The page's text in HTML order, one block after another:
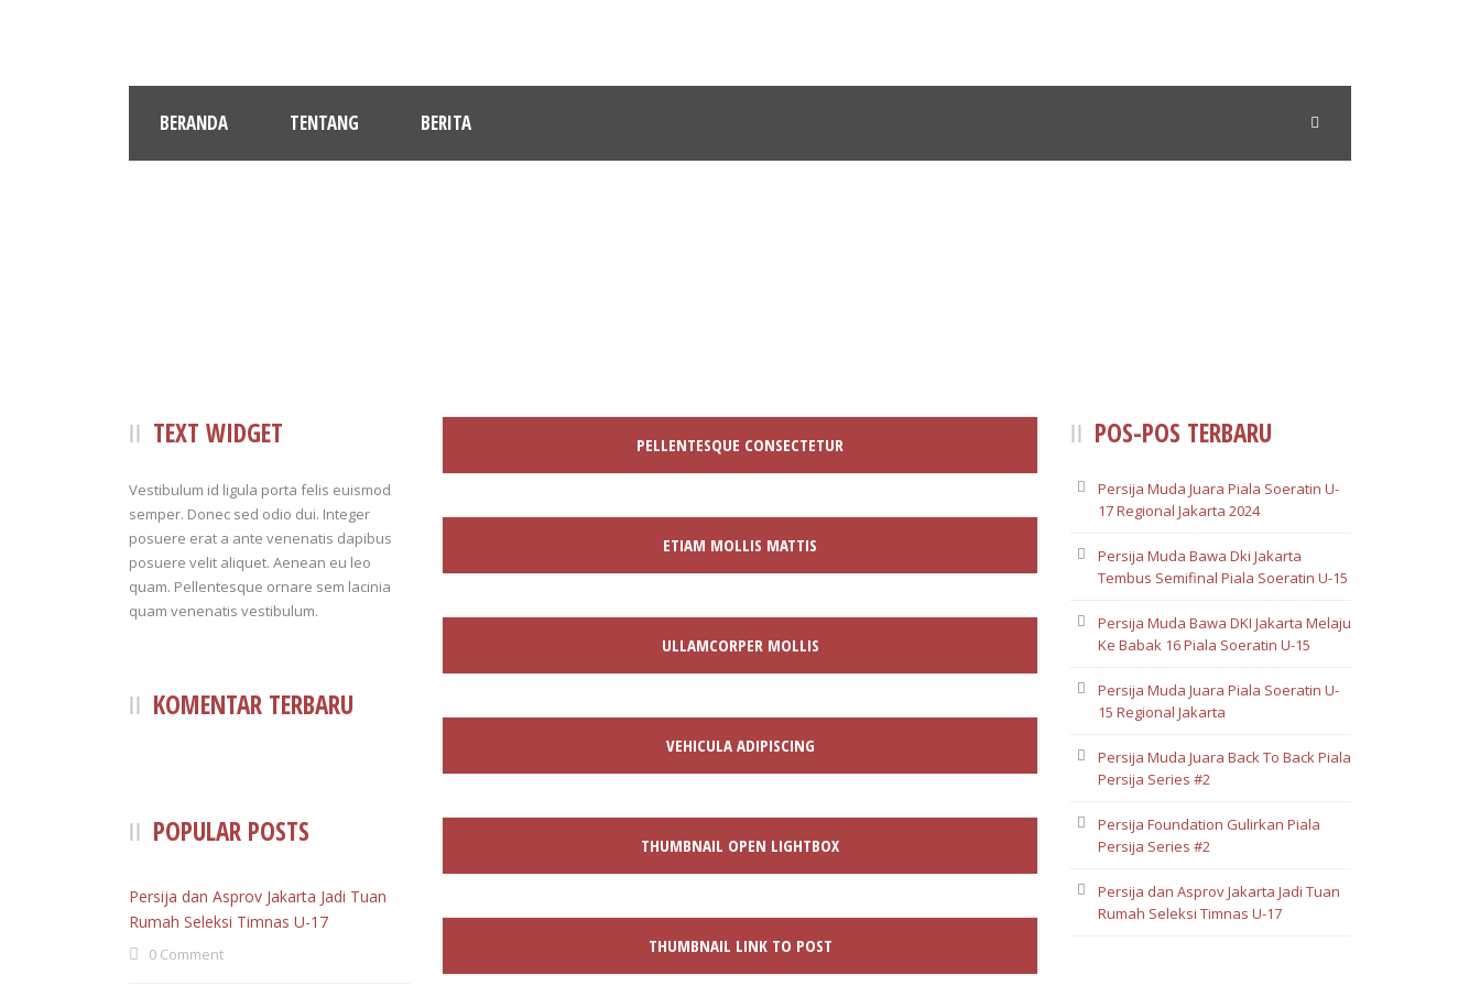
BERANDA TENTANG BERITA
PELLENTESQUE CONSECTETUR
ETIAM MOLLIS MATTIS
ULLAMCORPER MOLLIS
VEHICULA ADIPISCING
THUMBNAIL OPEN LIGHTBOX
THUMBNAIL LINK TO POST
TEXT WIDGET
Vestibulum id ligula porta felis euismod
semper. Donec sed odio dui. Integer
posuere erat a ante venenatis dapibus
posuere velit aliquet. Aenean eu leo
quam. Pellentesque ornare sem lacinia
quam venenatis vestibulum.
KOMENTAR TERBARU
POPULAR POSTS
Persija dan Asprov Jakarta Jadi Tuan
Rumah Seleksi Timnas U-17
0 Comment
POS-POS TERBARU
Persija Muda Juara Piala Soeratin U-
17 Regional Jakarta 2024
Persija Muda Bawa Dki Jakarta
Tembus Semifinal Piala Soeratin U-15
Persija Muda Bawa DKI Jakarta Melaju
Ke Babak 16 Piala Soeratin U-15
Persija Muda Juara Piala Soeratin U-
15 Regional Jakarta
Persija Muda Juara Back To Back Piala
Persija Series #2
Persija Foundation Gulirkan Piala
Persija Series #2
Persija dan Asprov Jakarta Jadi Tuan
Rumah Seleksi Timnas U-17